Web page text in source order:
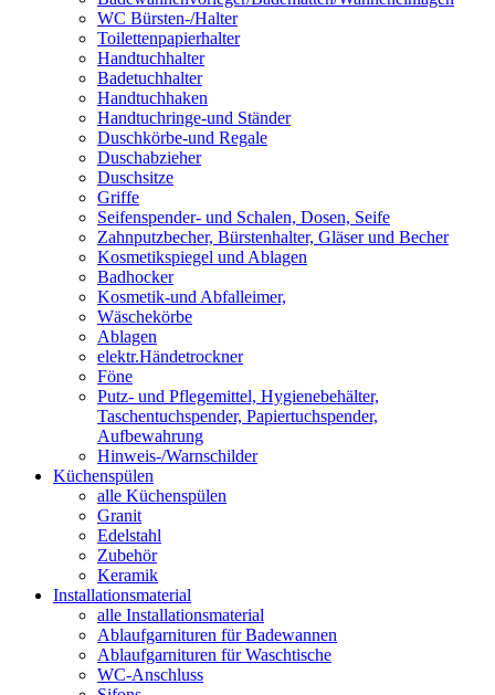
WC Bürsten-/Halter
Toilettenpapierhalter
Handtuchhalter
Badetuchhalter
Handtuchhaken
Handtuchringe-und Ständer
Duschkörbe-und Regale
Duschabzieher
Duschsitze
Griffe
Seifenspender- und Schalen, Dosen, Seife
Zahnputzbecher, Bürstenhalter, Gläser und Becher
Kosmetikspiegel und Ablagen
Badhocker
Kosmetik-und Abfalleimer,
Wäschekörbe
Ablagen
elektr.Händetrockner
Föne
Putz- und Pflegemittel, Hygienebehälter,
Taschentuchspender, Papiertuchspender,
Aufbewahrung
Hinweis-/Warnschilder
Küchenspülen
alle Küchenspülen
Granit
Edelstahl
Zubehör
Keramik
Installationsmaterial
alle Installationsmaterial
Ablaufgarnituren für Badewannen
Ablaufgarnituren für Waschtische
WC-Anschluss